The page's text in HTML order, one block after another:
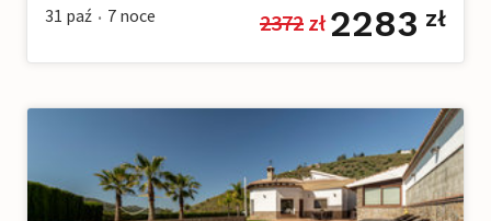
31 paź • 7 noce 2372 zł 2283 zł